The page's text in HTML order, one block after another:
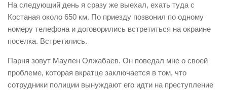
На следующий день я сразу же выехал, ехать туда с
Костаная около 650 км. По приезду позвонил по одному
номеру телефона и договорились встретиться на окраине
поселка. Встретились.
Парня зовут Маулен Олжабаев. Он поведал мне о своей
проблеме, которая вкратце заключается в том, что
сотрудники полиции вынуждают его идти на преступление